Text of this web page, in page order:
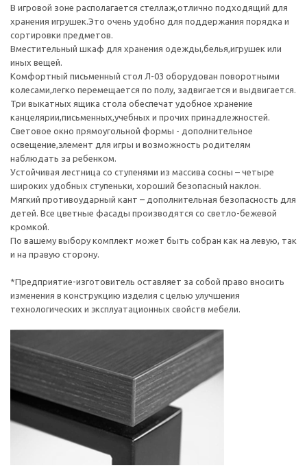
В игровой зоне располагается стеллаж,отлично подходящий для
хранения игрушек.Это очень удобно для поддержания порядка и
сортировки предметов.
Вместительный шкаф для хранения одежды,белья,игрушек или
иных вещей.
Комфортный письменный стол Л-03 оборудован поворотными
колесами,легко перемещается по полу, задвигается и выдвигается.
Три выкатных ящика стола обеспечат удобное хранение
канцелярии,письменных,учебных и прочих принадлежностей.
Световое окно прямоугольной формы - дополнительное
освещение,элемент для игры и возможность родителям
наблюдать за ребенком.
Устойчивая лестница со ступенями из массива сосны – четыре
широких удобных ступеньки, хороший безопасный наклон.
Мягкий противоударный кант – дополнительная безопасность для
детей. Все цветные фасады производятся со светло-бежевой
кромкой.
По вашему выбору комплект может быть собран как на левую, так
и на правую сторону.
*Предприятие-изготовитель оставляет за собой право вносить
изменения в конструкцию изделия с целью улучшения
технологических и эксплуатационных свойств мебели.